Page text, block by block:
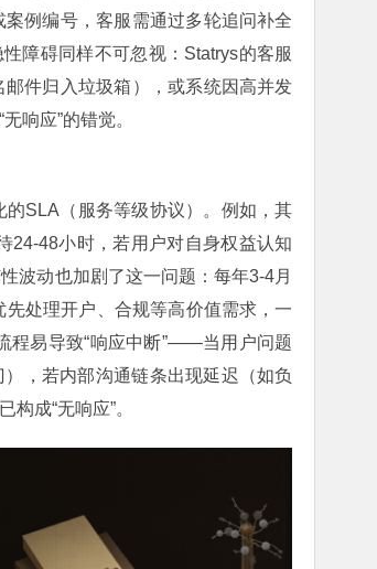
例编号，客服需通过多轮追问补全
障碍同样不可忽视：Statrys的客服
件归入垃圾箱），或系统因高并发
响应”的错觉。
SLA（服务等级协议）。例如，其
24-48小时，若用户对自身权益认知
波动也加剧了这一问题：每年3-4月
处理开户、合规等高价值需求，一
程易导致“响应中断”——当用户问题
，若内部沟通链条出现延迟（如负
成“无响应”。